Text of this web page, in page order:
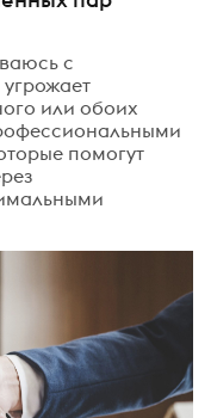
с
или обоих
помогут